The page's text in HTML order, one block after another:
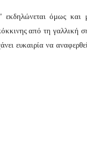
όμως και
από τη γαλλική
ευκαιρία να
χρέους ως όπλου